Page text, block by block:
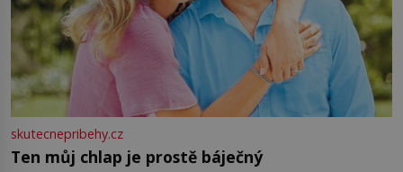
skutecnepribehy.cz
Ten můj chlap je prostě báječný